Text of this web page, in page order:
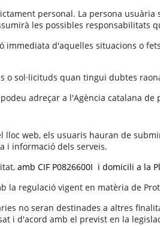
personal. La persona
les possibles responsabilitats
immediata d'aquelles situacions o
o sol·licituds quan tingui dubtes
adreçar a l'Agència catalana de
lloc web, els usuaris hauran de
i informació dels serveis.
amb CIF P0826600I i domicili a la
la regulació vigent en matèria de
no seran destinades a altres
i d'acord amb el previst en la